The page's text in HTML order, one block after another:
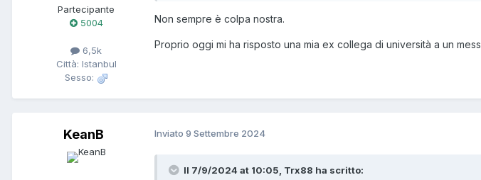
Partecipante
5004
6,5k
Città: Istanbul
Sesso:
Non sempre è colpa nostra.
Proprio oggi mi ha risposto una mia ex collega di università a un
KeanB Inviato 9 Settembre 2024
Il 7/9/2024 at 10:05, Trx88 ha scritto: